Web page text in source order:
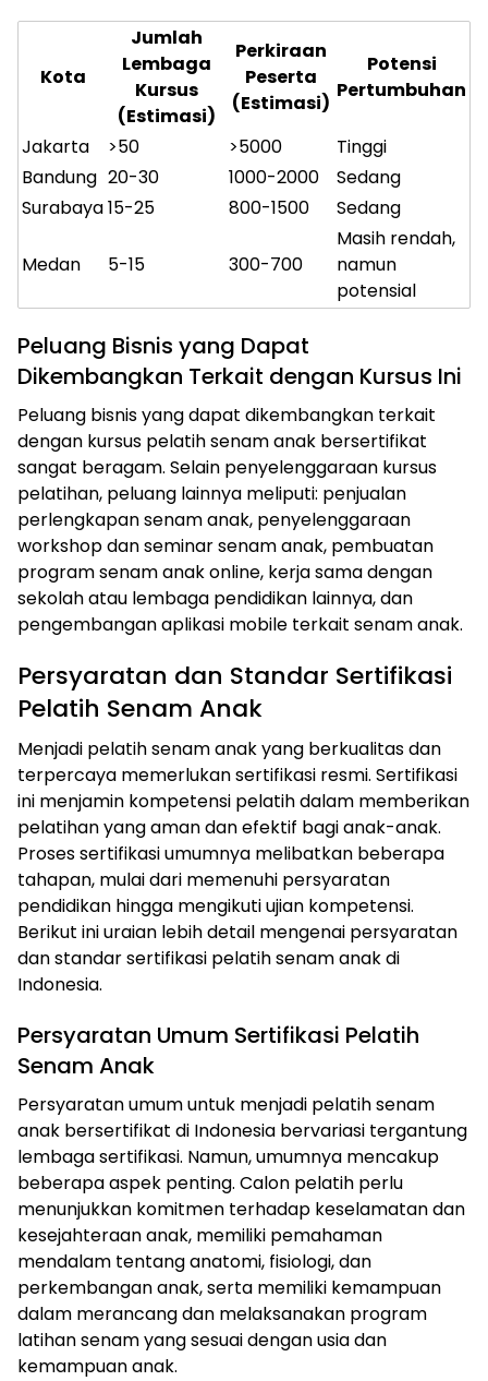
Kota
Jumlah
Lembaga
Kursus
(Estimasi)
Perkiraan
Peserta
(Estimasi)
Potensi
Pertumbuhan
Jakarta >50 >5000
Tinggi
Bandung 20-30 1000-2000
Sedang
Surabaya15-25 800-1500 Sedang
Medan 5-15 300-700
Masih rendah,
namun
potensial
Peluang Bisnis yang Dapat
Dikembangkan Terkait dengan Kursus Ini
Peluang bisnis yang dapat dikembangkan terkait
dengan kursus pelatih senam anak bersertifikat
sangat beragam. Selain penyelenggaraan kursus
pelatihan, peluang lainnya meliputi: penjualan
perlengkapan senam anak, penyelenggaraan
workshop dan seminar senam anak, pembuatan
program senam anak online, kerja sama dengan
sekolah atau lembaga pendidikan lainnya, dan
pengembangan aplikasi mobile terkait senam anak.
Persyaratan dan Standar Sertifikasi
Pelatih Senam Anak
Menjadi pelatih senam anak yang berkualitas dan
terpercaya memerlukan sertifikasi resmi. Sertifikasi
ini menjamin kompetensi pelatih dalam memberikan
pelatihan yang aman dan efektif bagi anak-anak.
Proses sertifikasi umumnya melibatkan beberapa
tahapan, mulai dari memenuhi persyaratan
pendidikan hingga mengikuti ujian kompetensi.
Berikut ini uraian lebih detail mengenai persyaratan
dan standar sertifikasi pelatih senam anak di
Indonesia.
Persyaratan Umum Sertifikasi Pelatih
Senam Anak
Persyaratan umum untuk menjadi pelatih senam
anak bersertifikat di Indonesia bervariasi tergantung
lembaga sertifikasi. Namun, umumnya mencakup
beberapa aspek penting. Calon pelatih perlu
menunjukkan komitmen terhadap keselamatan dan
kesejahteraan anak, memiliki pemahaman
mendalam tentang anatomi, fisiologi, dan
perkembangan anak, serta memiliki kemampuan
dalam merancang dan melaksanakan program
latihan senam yang sesuai dengan usia dan
kemampuan anak.